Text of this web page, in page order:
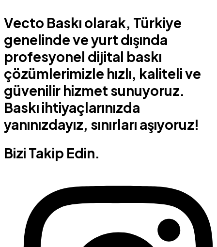
Vecto Baskı olarak, Türkiye
genelinde ve yurt dışında
profesyonel dijital baskı
çözümlerimizle hızlı, kaliteli ve
güvenilir hizmet sunuyoruz.
Baskı ihtiyaçlarınızda
yanınızdayız, sınırları aşıyoruz!
Bizi Takip Edin.